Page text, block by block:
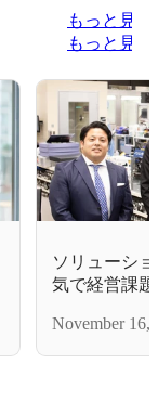
もっと見る
もっと見る
ソリューシ
気で経営課
ャパンが初
November 16,